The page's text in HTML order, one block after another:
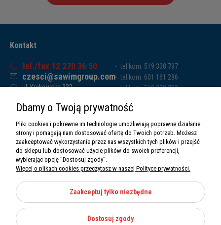
Kontakt
tel./fax 12 270 36 50
czesci@sawimgroup.com
ul. Krakowska 332,
Sawim Group Mariusz Zdyb sp. k.
NIP: 5130284470
REGON: 5246591010
tel.kom. 519 338 797
tel.kom. 601 161 286
tel.kom. 519 338 793
O nas
Informacje
Moje konto
Dbamy o Twoją prywatność
Pliki cookies i pokrewne im technologie umożliwiają poprawne działanie
strony i pomagają nam dostosować ofertę do Twoich potrzeb. Możesz
zaakceptować wykorzystanie przez nas wszystkich tych plików i przejść
do sklepu lub dostosować użycie plików do swoich preferencji,
wybierając opcję "Dostosuj zgody".
Więcej o plikach cookies przeczytasz w naszej Polityce prywatności.
Zaakceptuj tylko niezbędne
Dostosuj zgody